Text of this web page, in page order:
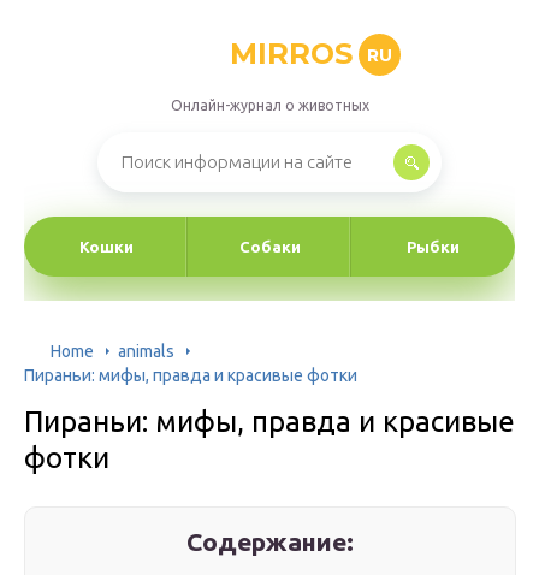
MIRROS RU
Онлайн-журнал о животных
Кошки Собаки Рыбки
Home
animals
Пираньи: мифы, правда и красивые фотки
Пираньи: мифы, правда и красивые
фотки
Содержание: